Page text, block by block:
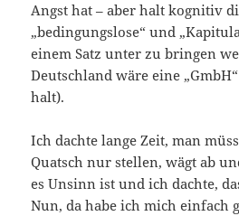
Angst hat – aber halt kognitiv
„bedingungslose“ und
einem Satz unter zu bringen
Deutschland wäre eine
halt).
Ich dachte lange Zeit, man
Quatsch nur stellen, wägt ab
es Unsinn ist und ich dachte,
Nun, da habe ich mich einfach